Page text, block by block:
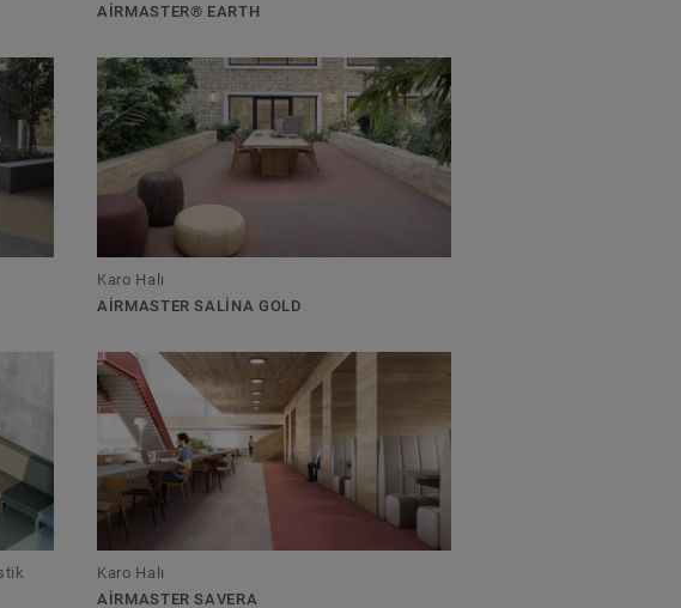
AIRMASTER® EARTH
Karo Halı
AIRMASTER SALINA GOLD
Karo Halı
AIRMASTER SAVERA